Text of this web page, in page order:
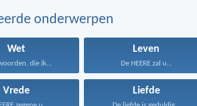
onderwerpen
Wet
die ik...
Leven
De HEERE zal u...
Vrede Liefde